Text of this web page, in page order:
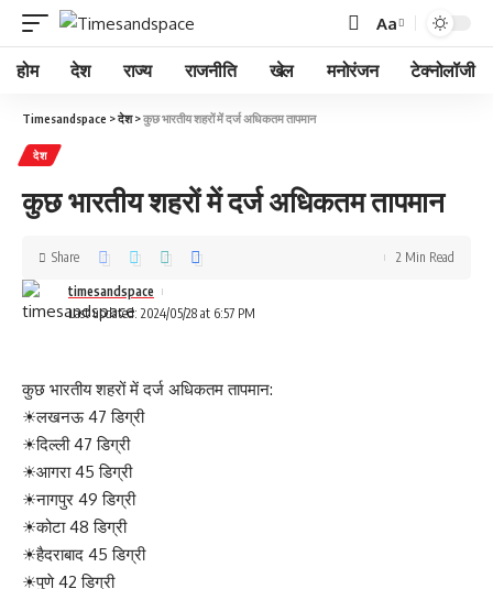
Aa
होम देश राज्य राजनीति खेल मनोरंजन टेक्नोलॉजी
Timesandspace >देश>कुछ भारतीय शहरों में दर्ज अधिकतम तापमान
देश
कुछ भारतीय शहरों में दर्ज अधिकतम तापमान
Last updated: 2024/05/28 at 6:57 PM
timesandspace
Share 2 Min Read
कुछ भारतीय शहरों में दर्ज अधिकतम तापमान:
☀लखनऊ 47 डिग्री
☀दिल्ली 47 डिग्री
☀आगरा 45 डिग्री
☀नागपुर 49 डिग्री
☀कोटा 48 डिग्री
☀हैदराबाद 45 डिग्री
☀पुणे 42 डिग्री